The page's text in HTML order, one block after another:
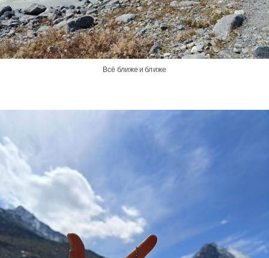
Всё ближе и ближе